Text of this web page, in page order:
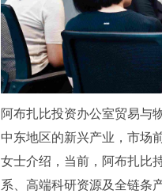
阿布扎比投资办公室贸易与
中东地区的新兴产业，市场
女士介绍，当前，阿布扎比
系、高端科研资源及全链条